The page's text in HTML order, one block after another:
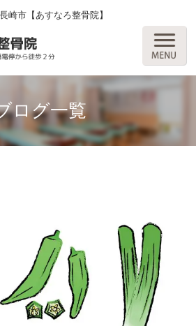
崎市【あすなろ整骨院】
ログ一覧